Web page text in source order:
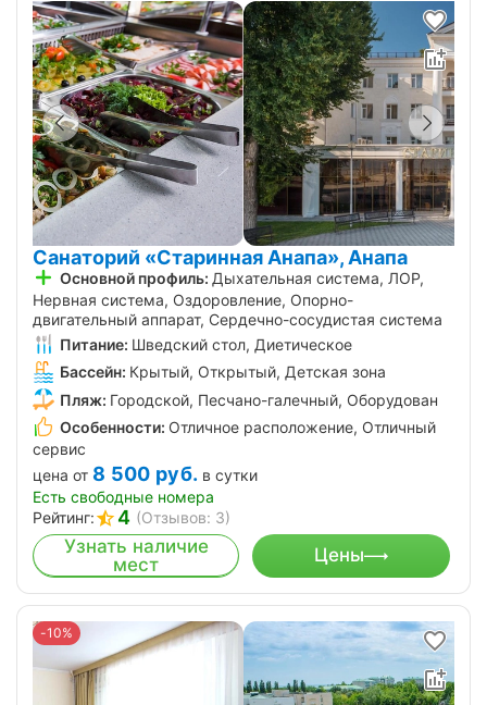
Санаторий «Старинная Анапа», Анапа
Основной профиль: Дыхательная система, ЛОР,
Нервная система, Оздоровление, Опорно-
двигательный аппарат, Сердечно-сосудистая система
Питание: Шведский стол, Диетическое
Бассейн: Крытый, Открытый, Детская зона
Пляж: Городской, Песчано-галечный, Оборудован
Особенности: Отличное расположение, Отличный
сервис
цена от 8 500 руб. в сутки
Есть свободные номера
Рейтинг:
4 (Отзывов: 3)
Узнать наличие
мест
Цены
-10%